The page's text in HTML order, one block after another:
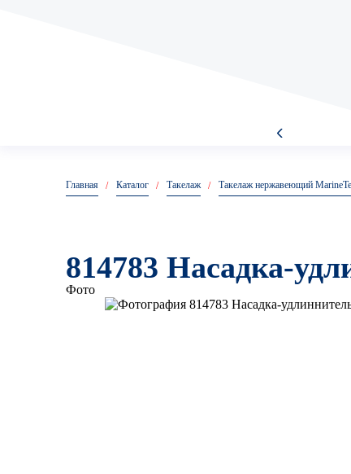
Анкер
Анкер
Главная Каталог Такелаж Такелаж нержавеющий
814783 Насадка-
Фото